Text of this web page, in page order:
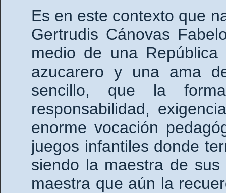
Es en este contexto que
Gertrudis Cánovas
medio de una
azucarero y una ama
sencillo, que la
responsabilidad,
enorme vocación
juegos infantiles donde
siendo la maestra de
maestra que aún la